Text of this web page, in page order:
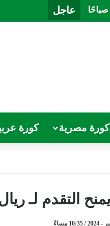
عاجل
كورة مصرية كورة
التقدم لـ